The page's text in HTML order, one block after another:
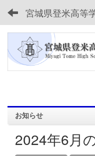
宮城県登米高等
お知らせ
2024年6月